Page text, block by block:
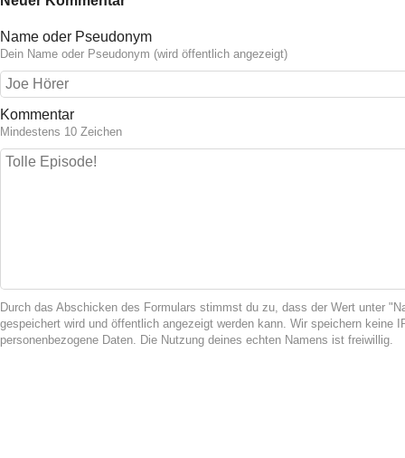
Name oder Pseudonym
Dein Name oder Pseudonym (wird öffentlich angezeigt)
Kommentar
Mindestens 10 Zeichen
Durch das Abschicken des Formulars stimmst du zu, dass der Wert unter
gespeichert wird und öffentlich angezeigt werden kann. Wir speichern keine
personenbezogene Daten. Die Nutzung deines echten Namens ist freiwillig.